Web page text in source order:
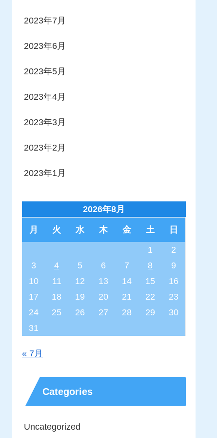
2023年7月
2023年6月
2023年5月
2023年4月
2023年3月
2023年2月
2023年1月
2026年8月
月 火 水 木 金 土 日
1
2
3
4 5 6 7 8
9
10
11 12 13 14 15
16
17
18 19 20 21 22
23
24
25 26 27 28 29
30
31
« 7月
Categories
Uncategorized